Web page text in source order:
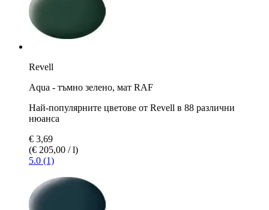
Revell
Aqua - тъмно зеленo, мат RAF
Най-популярните цветове от Revell в 88 различни
нюанса
€ 3,69
(€ 205,00 / l)
5.0 (1)